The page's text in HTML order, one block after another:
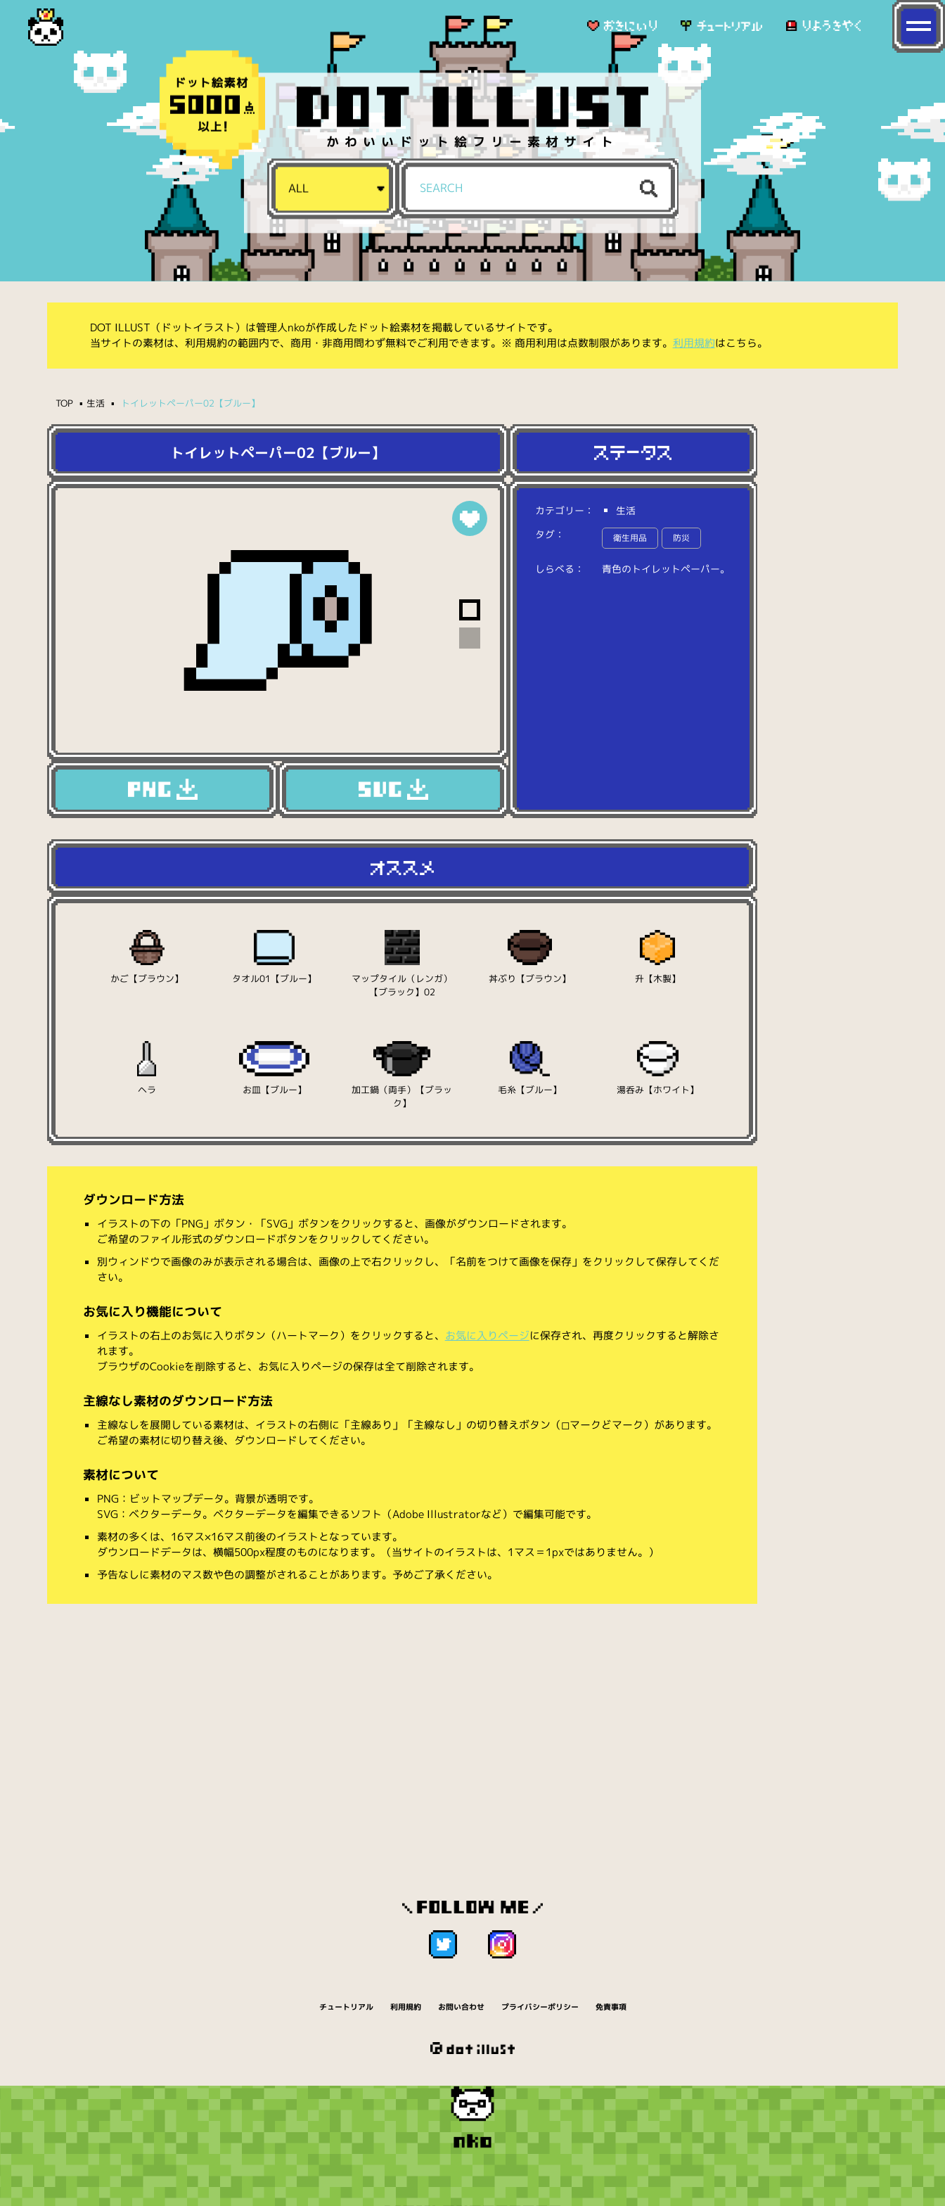
かわいいドット絵フリー素材サイト
DOT ILLUST（ドットイラスト）は管理人nkoが作成したドット絵素材を掲載しているサイトです。
当サイトの素材は、利用規約の範囲内で、商用・非商用問わず無料でご利用できます。※ 商用利用は点数制限があります。 利用規約はこちら。
TOP 生活 トイレットペーパー02【ブルー】
トイレットペーパー02【ブルー】
カテゴリー：
生活
タグ：
衛生用品 防災
しらべる： 青色の トイ レ ッ トペーパー。
かご【ブラウン】 タオル01【ブルー】
マップタイル（レンガ）
【ブラック】02
丼ぶり【ブラウン】 升【木製】
ヘラ お皿【ブルー】
加工鍋（両手）【ブラッ
ク】
毛糸【ブルー】 湯呑み【ホワイト】
ダウンロード方法
イラストの下の「PNG」ボタン・「SVG」ボタンをクリックすると、画像がダウンロードされます。
ご希望のファイル形式のダウンロードボタンをクリックしてください。
別ウィンドウで画像のみが表示される場合は、画像の上で右クリックし、「名前をつけて画像を保存」をクリックして保存してくだ
さい。
お気に入り機能について
イラストの右上のお気に入りボタン（ハートマーク）をクリックすると、 お気に入りページに保存され、再度クリックすると解除さ
れます。
ブラウザのCookieを削除すると、お気に入りページの保存は全て削除されます。
主線なし素材のダウンロード方法
主線なしを展開している素材は、イラストの右側に「主線あり」「主線なし」の切り替えボタン（◻︎マークと◼︎マーク）があります。
ご希望の素材に切り替え後、ダウンロードしてください。
素材について
PNG：ビットマップデータ。背景が透明です。
SVG：ベクターデータ。ベクターデータを編集できるソフト（Adobe Illustratorなど）で編集可能です。
素材の多くは、16マス×16マス前後のイラストとなっています。
ダウンロードデータは、横幅500px程度のものになります。（当サイトのイラストは、1マス＝1pxではありません。）
予告なしに素材のマス数や色の調整がされることがあります。予めご了承ください。
チュートリアル 利用規約 お問い合わせ プライバシーポリシー 免責事項